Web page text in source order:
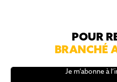
POUR
BRANCHÉ
Je m’abonne à